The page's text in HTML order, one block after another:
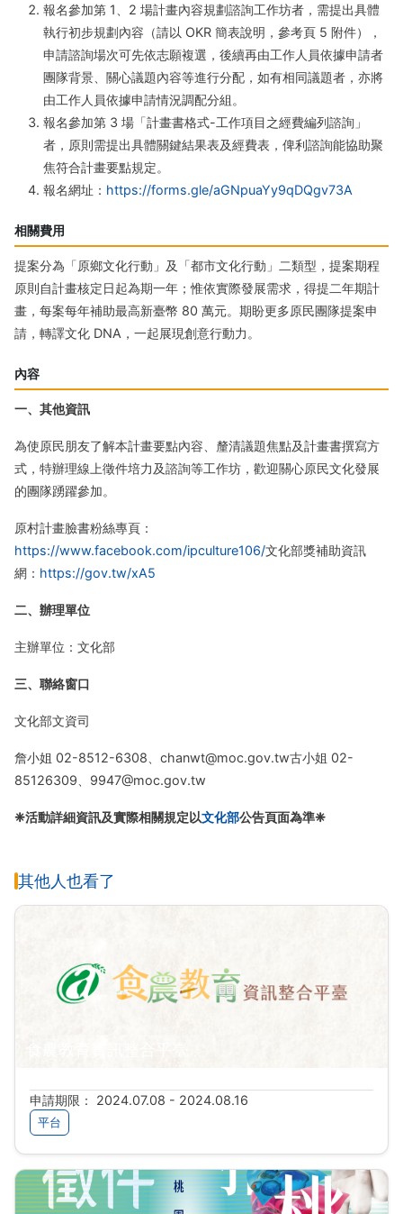
報名參加第 1、2 場計畫內容規劃諮詢工作坊者，需提出具體
執行初步規劃內容（請以 OKR 簡表說明，參考頁 5 附件），
申請諮詢場次可先依志願複選，後續再由工作人員依據申請者
團隊背景、關心議題內容等進行分配，如有相同議題者，亦將
由工作人員依據申請情況調配分組。
報名參加第 3 場「計畫書格式-工作項目之經費編列諮詢」
者，原則需提出具體關鍵結果表及經費表，俾利諮詢能協助聚
焦符合計畫要點規定。
報名網址： https://forms.gle/aGNpuaYy9qDQgv73A
相關費用
提案分為「原鄉文化行動」及「都市文化行動」二類型，提案期程
原則自計畫核定日起為期一年；惟依實際發展需求，得提二年期計
畫，每案每年補助最高新臺幣 80 萬元。期盼更多原民團隊提案申
請，轉譯文化 DNA，一起展現創意行動力。
內容
一、其他資訊
為使原民朋友了解本計畫要點內容、釐清議題焦點及計畫書撰寫方
式，特辦理線上徵件培力及諮詢等工作坊，歡迎關心原民文化發展
的團隊踴躍參加。
原村計畫臉書粉絲專頁：
https://www.facebook.com/ipculture106/文化部獎補助資訊
網： https://gov.tw/xA5
二、辦理單位
主辦單位：文化部
三、聯絡窗口
文化部文資司
詹小姐 02-8512-6308、chanwt@moc.gov.tw古小姐 02-
85126309、9947@moc.gov.tw
❈活動詳細資訊及實際相關規定以文化部公告頁面為準❈
其他人也看了
申請期限： 2024.07.08 - 2024.08.16
平台